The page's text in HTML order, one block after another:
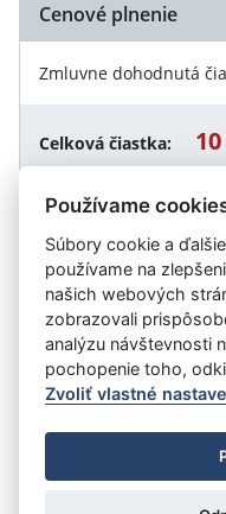
Cenové plnenie
Zmluvne dohodnutá
Celková čiastka:
Návrat späť
Vystavil:Slovenská
Úrad vlády SR
-
Prehlásenie o
Nastavenia cookies
Používame
Súbory cookie a
používame na
našich webových
zobrazovali
analýzu návštevnosti
pochopenie toho,
Zvoliť vlastné